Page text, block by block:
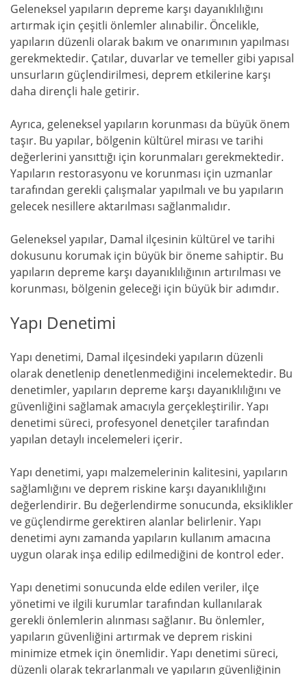
Geleneksel yapıların depreme karşı dayanıklılığını
artırmak için çeşitli önlemler alınabilir. Öncelikle,
yapıların düzenli olarak bakım ve onarımının yapılması
gerekmektedir. Çatılar, duvarlar ve temeller gibi yapısal
unsurların güçlendirilmesi, deprem etkilerine karşı
daha dirençli hale getirir.
Ayrıca, geleneksel yapıların korunması da büyük önem
taşır. Bu yapılar, bölgenin kültürel mirası ve tarihi
değerlerini yansıttığı için korunmaları gerekmektedir.
Yapıların restorasyonu ve korunması için uzmanlar
tarafından gerekli çalışmalar yapılmalı ve bu yapıların
gelecek nesillere aktarılması sağlanmalıdır.
Geleneksel yapılar, Damal ilçesinin kültürel ve tarihi
dokusunu korumak için büyük bir öneme sahiptir. Bu
yapıların depreme karşı dayanıklılığının artırılması ve
korunması, bölgenin geleceği için büyük bir adımdır.
Yapı Denetimi
Yapı denetimi, Damal ilçesindeki yapıların düzenli
olarak denetlenip denetlenmediğini incelemektedir. Bu
denetimler, yapıların depreme karşı dayanıklılığını ve
güvenliğini sağlamak amacıyla gerçekleştirilir. Yapı
denetimi süreci, profesyonel denetçiler tarafından
yapılan detaylı incelemeleri içerir.
Yapı denetimi, yapı malzemelerinin kalitesini, yapıların
sağlamlığını ve deprem riskine karşı dayanıklılığını
değerlendirir. Bu değerlendirme sonucunda, eksiklikler
ve güçlendirme gerektiren alanlar belirlenir. Yapı
denetimi aynı zamanda yapıların kullanım amacına
uygun olarak inşa edilip edilmediğini de kontrol eder.
Yapı denetimi sonucunda elde edilen veriler, ilçe
yönetimi ve ilgili kurumlar tarafından kullanılarak
gerekli önlemlerin alınması sağlanır. Bu önlemler,
yapıların güvenliğini artırmak ve deprem riskini
minimize etmek için önemlidir. Yapı denetimi süreci,
düzenli olarak tekrarlanmalı ve yapıların güvenliğinin